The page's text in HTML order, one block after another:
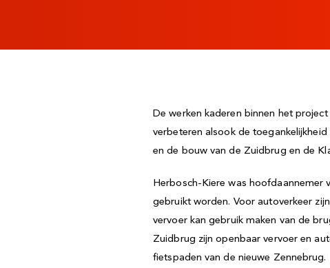
De werken kaderen binnen het
verbeteren alsook de
en de bouw van de Zuidbrug en de
Herbosch-Kiere was hoofdaannemer
gebruikt worden. Voor autoverkeer
vervoer kan gebruik maken van de
Zuidbrug zijn openbaar vervoer en
fietspaden van de nieuwe